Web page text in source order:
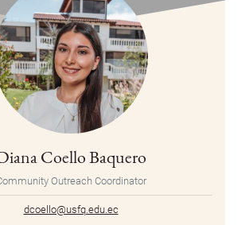
Coello Baquero
Outreach Coordinator
dcoello@usfq.edu.ec